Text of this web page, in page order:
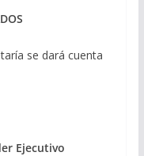
se dará cuenta
Ejecutivo